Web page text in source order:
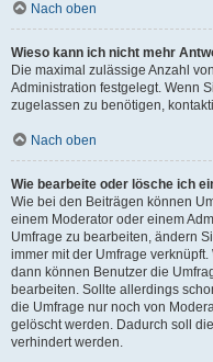
Nach oben
Wieso kann ich nicht mehr
Die maximal zulässige Anzahl
Administration festgelegt. Wenn
zugelassen zu benötigen,
Nach oben
Wie bearbeite oder lösche ich
Wie bei den Beiträgen können
einem Moderator oder einem
Umfrage zu bearbeiten, ändern
immer mit der Umfrage
dann können Benutzer die
bearbeiten. Sollte allerdings
die Umfrage nur noch von
gelöscht werden. Dadurch soll
verhindert werden.